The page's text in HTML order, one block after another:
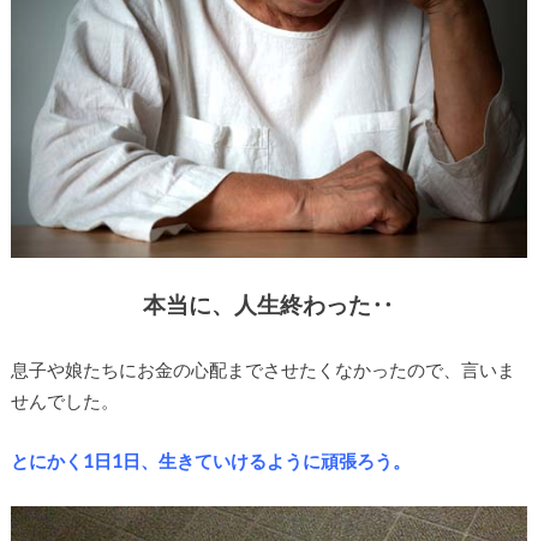
本当に、人生終わった‥
息子や娘たちにお金の心配までさせたくなかったので、言いま
せんでした。
とにかく1日1日、生きていけるように頑張ろう。